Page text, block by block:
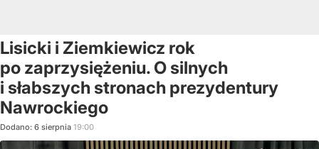
Lisicki i Ziemkiewicz rok
po zaprzysiężeniu. O silnych
i słabszych stronach prezydentury
Nawrockiego
Dodano: 6 sierpnia 19:00